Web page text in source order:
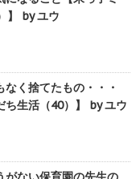
】 by ユウ
く捨てたもの・・・
ち生活（40）】 by ユウ